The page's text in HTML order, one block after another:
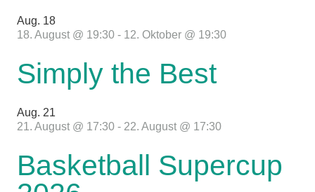
Aug. 18
18. August @ 19:30 - 12. Oktober @ 19:30
Simply the Best
Aug. 21
21. August @ 17:30 - 22. August @ 17:30
Basketball Supercup